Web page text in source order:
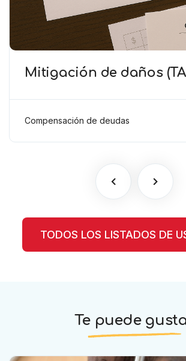
Mitigación de daños
comprobados según
6(2)(b) del Anexo 2 RSTP
Compensación de deudas
TODOS LOS LISTADOS DE
Te puede